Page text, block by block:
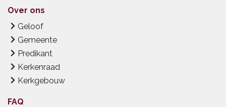
Over ons
Geloof
Gemeente
Predikant
Kerkenraad
Kerkgebouw
FAQ